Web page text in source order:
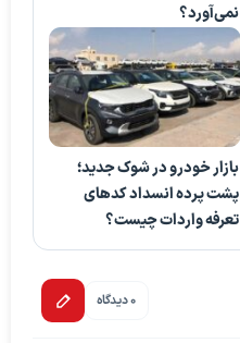
نمی‌آورد؟
بازار خودرو در شوک جدید؛
پشت پرده انسداد کدهای
تعرفه واردات چیست؟
0 دیدگاه